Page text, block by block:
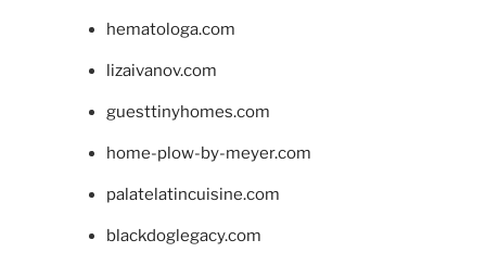
hematologa.com
lizaivanov.com
guesttinyhomes.com
home-plow-by-meyer.com
palatelatincuisine.com
blackdoglegacy.com